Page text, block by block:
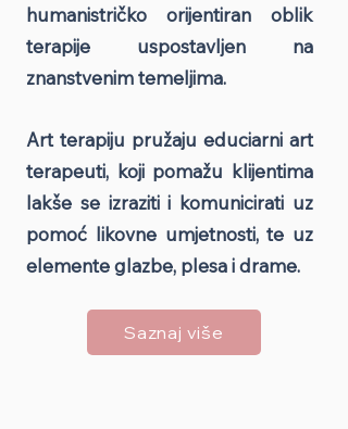
humanistričko orijentiran oblik
terapije uspostavljen na
znanstvenim temeljima.
Art terapiju pružaju educiarni art
terapeuti, kojipomažu klijentima
lakše se izraziti i komunicirati uz
pomoć likovne umjetnosti, te uz
elemente glazbe, plesa i drame.
Saznaj više